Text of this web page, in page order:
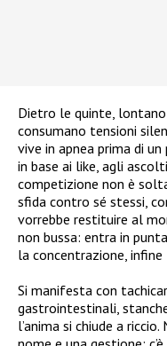
Dietro le quinte,
consumano tensioni
vive in apnea prima di
in base ai like, agli
competizione non è
sfida contro sé stessi,
vorrebbe restituire al
non bussa: entra in
la concentrazione, infine
Si manifesta con
gastrointestinali,
l’anima si chiude a